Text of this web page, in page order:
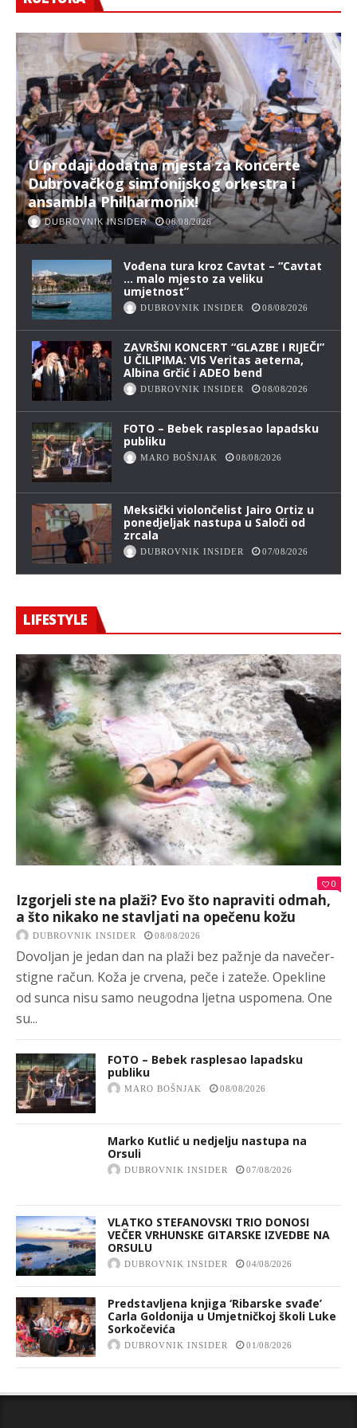
U prodaji dodatna mjesta za koncerte
Dubrovačkog simfonijskog orkestra i
ansambla Philharmonix!
DUBROVNIK INSIDER 08/08/2026
Vođena tura kroz Cavtat – “Cavtat
… malo mjesto za veliku
umjetnost”
DUBROVNIK INSIDER 08/08/2026
ZAVRŠNI KONCERT “GLAZBE I RIJEČI”
U ČILIPIMA: VIS Veritas aeterna,
Albina Grčić i ADEO bend
DUBROVNIK INSIDER 08/08/2026
FOTO – Bebek rasplesao lapadsku
publiku
MARO BOŠNJAK 08/08/2026
Meksički violončelist Jairo Ortiz u
ponedjeljak nastupa u Saloči od
zrcala
DUBROVNIK INSIDER 07/08/2026
LIFESTYLE
0
Izgorjeli ste na plaži? Evo što napraviti odmah,
a što nikako ne stavljati na opečenu kožu
DUBROVNIK INSIDER 08/08/2026
Dovoljan je jedan dan na plaži bez pažnje da navečer-
stigne račun. Koža je crvena, peče i zateže. Opekline
od sunca nisu samo neugodna ljetna uspomena. One
su...
FOTO – Bebek rasplesao lapadsku
publiku
MARO BOŠNJAK 08/08/2026
Marko Kutlić u nedjelju nastupa na
Orsuli
DUBROVNIK INSIDER 07/08/2026
VLATKO STEFANOVSKI TRIO DONOSI
VEČER VRHUNSKE GITARSKE IZVEDBE NA
ORSULU
DUBROVNIK INSIDER 04/08/2026
Predstavljena knjiga ‘Ribarske svađe’
Carla Goldonija u Umjetničkoj školi Luke
Sorkočevića
DUBROVNIK INSIDER 01/08/2026